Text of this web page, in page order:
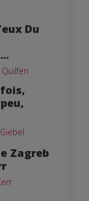
Du
Quilfen
Zagreb